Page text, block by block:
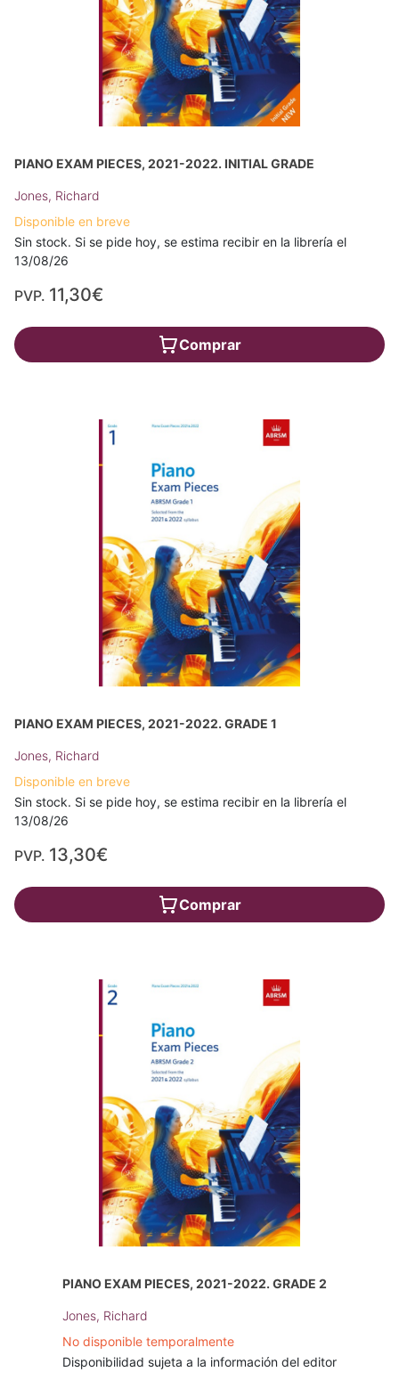
PIANO EXAM PIECES, 2021-2022. INITIAL GRADE
Jones, Richard
Disponible en breve
Sin stock. Si se pide hoy, se estima recibir en la librería el
13/08/26
PVP. 11,30€
Comprar
PIANO EXAM PIECES, 2021-2022. GRADE 1
Jones, Richard
Disponible en breve
Sin stock. Si se pide hoy, se estima recibir en la librería el
13/08/26
PVP. 13,30€
Comprar
PIANO EXAM PIECES, 2021-2022. GRADE 2
Jones, Richard
No disponible temporalmente
Disponibilidad sujeta a la información del editor